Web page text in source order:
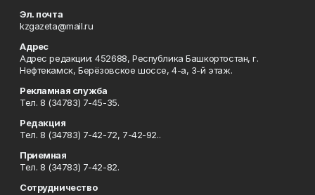
Эл. почта
kzgazeta@mail.ru
Адрес
Адрес редакции: 452688, Республика Башкортостан, г.
Нефтекамск, Берёзовское шоссе, 4-а, 3-й этаж.
Рекламная служба
Тел. 8 (34783) 7-45-35.
Редакция
Тел. 8 (34783) 7-42-72, 7-42-92..
Приемная
Тел. 8 (34783) 7-42-82.
Сотрудничество